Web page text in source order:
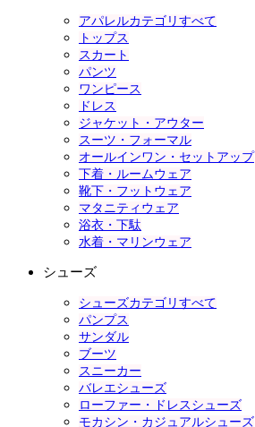
アパレルカテゴリすべて
トップス
スカート
パンツ
ワンピース
ドレス
ジャケット・アウター
スーツ・フォーマル
オールインワン・セットアップ
下着・ルームウェア
靴下・フットウェア
マタニティウェア
浴衣・下駄
水着・マリンウェア
シューズ
シューズカテゴリすべて
パンプス
サンダル
ブーツ
スニーカー
バレエシューズ
ローファー・ドレスシューズ
モカシン・カジュアルシューズ